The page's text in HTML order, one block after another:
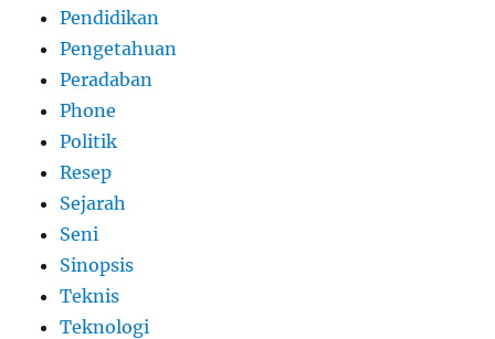
Pendidikan
Pengetahuan
Peradaban
Phone
Politik
Resep
Sejarah
Seni
Sinopsis
Teknis
Teknologi